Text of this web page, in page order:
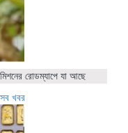
রোডম্যাপে যা আছে
সব খবর